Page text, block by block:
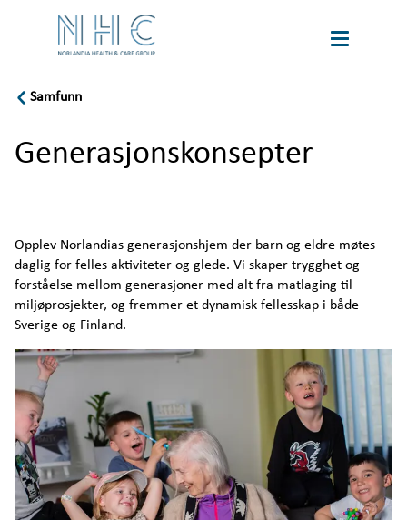
tour
Language
Bærekraft
Virksomhetsstyring
Samfunn
Samarbeid med NAV for å tilby jobbtrening
Sveriges første sykehjem med yogaprofil
Samfunn
Generasjonskonsepter
Opplev Norlandias generasjonshjem der barn og eldre møtes
daglig for felles aktiviteter og glede. Vi skaper trygghet og
forståelse mellom generasjoner med alt fra matlaging til
miljøprosjekter, og fremmer et dynamisk fellesskap i både
Sverige og Finland.